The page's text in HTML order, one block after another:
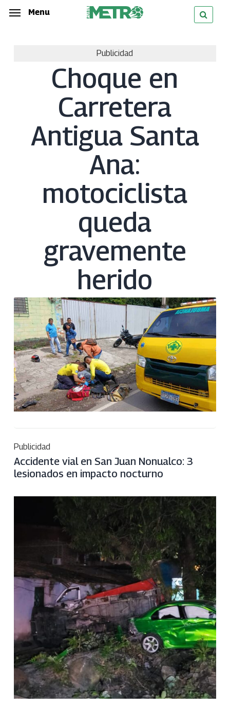
Skip
Menu
Publicidad
Choque en
Carretera
Antigua Santa
Ana:
motociclista
queda
gravemente
herido
Publicidad
Accidente vial en San Juan Nonualco: 3
lesionados en impacto nocturno
Menu